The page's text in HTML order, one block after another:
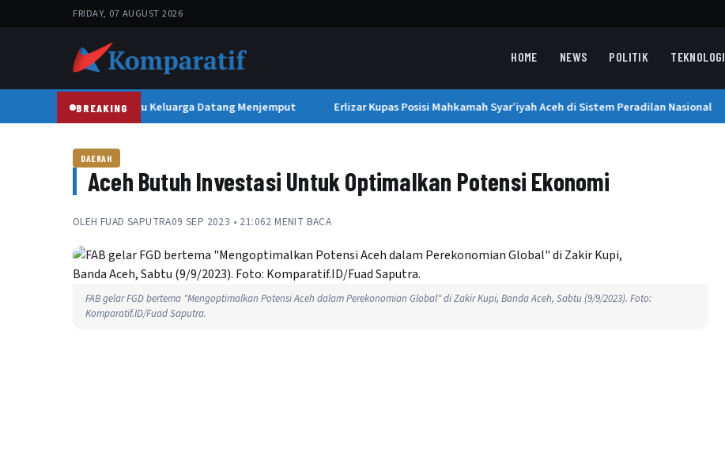
FRIDAY, 07 AUGUST 2026
HOME NEWS POLITIK TEKNOLOGI
BREAKING
Martini Masih Menunggu Keluarga Datang Menjemput Erlizar Kupas Posisi Mahkamah Syar’iyah Aceh di Sistem Peradilan Nasional
DAERAH
Aceh Butuh Investasi Untuk Optimalkan Potensi Ekonomi
OLEH FUAD SAPUTRA09 SEP 2023 • 21:062 MENIT BACA
FAB gelar FGD bertema "Mengoptimalkan Potensi Aceh dalam Perekonomian Global" di Zakir Kupi, Banda Aceh, Sabtu (9/9/2023). Foto:
Komparatif.ID/Fuad Saputra.